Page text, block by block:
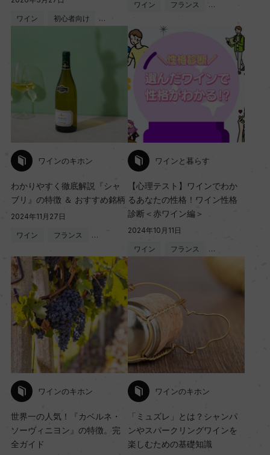
ワイン 初心者向け …
ワイン フランス …
ワインのキホン
わかりやすく徹底解説『シャ
ブリ』の特徴 ＆ おすすめ銘柄
2024年11月27日
ワイン フランス …
ワインと暮らす
【心理テスト】ワインでわか
るあなたの性格！ワイン性格
診断＜赤ワイン編＞
2024年10月11日
ワイン フランス …
ワインのキホン
世界一の人気！『カベルネ・
ソーヴィニヨン』の特徴。完
全ガイド
ワインのキホン
「ミュズレ」とは？シャンパ
ンやスパークリングワインを
楽しむための基礎知識